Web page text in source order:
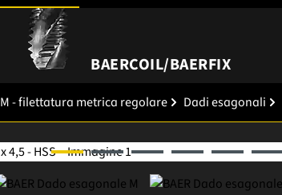
BAERCOIL/BAERFIX
M - filettatura metrica regolare Dadi esagonali